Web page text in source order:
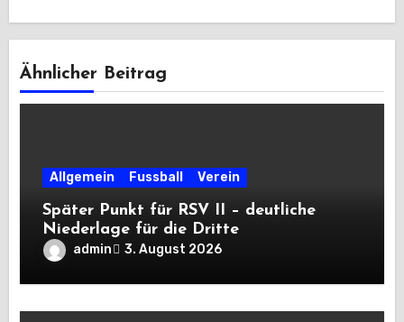
Ähnlicher Beitrag
Allgemein Fussball Verein
Später Punkt für RSV II – deutliche
Niederlage für die Dritte
admin 3. August 2026